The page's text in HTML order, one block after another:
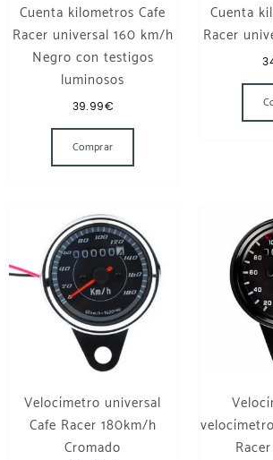
Cuenta kilometros Cafe
Racer universal 160 km/h
Negro con testigos
luminosos
39.99€
Comprar
Cuenta
Racer
Velocímetro universal
Cafe Racer 180km/h
Cromado